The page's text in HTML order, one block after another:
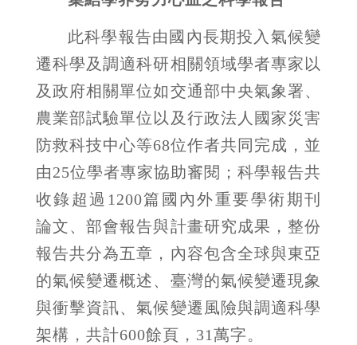
此科學報告由國內長期投入氣候變
遷科學及調適科研相關領域學者專家以
及政府相關單位如交通部中央氣象署、
農業部試驗單位以及行政法人國家災害
防救科技中心等68位作者共同完成，並
由25位學者專家協助審閱；科學報告共
收錄超過1200篇國內外重要學術期刊
論文、部會報告與計畫研究成果，整份
報告共分為五章，內容包含全球與東亞
的氣候變遷概述、臺灣的氣候變遷現象
與衝擊資訊、氣候變遷風險與調適科學
架構，共計600餘頁，31萬字。